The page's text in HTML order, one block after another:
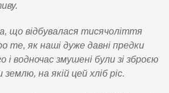
що відбувалася тисячоліття
те, як наші дуже давні предки
і водночас змушені були зі зброєю
на якій цей хліб ріс.